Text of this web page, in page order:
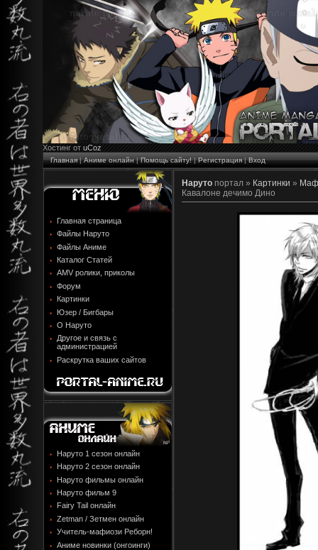
Хостинг от uCoz
Главная|Аниме онлайн|Помощь сайту!|Регистрация|Вход
Главная страница
Файлы Наруто
Файлы Аниме
Каталог Статей
AMV ролики, приколы
Форум
Картинки
Юзер / Бигбары
О Наруто
Другое и связь с
администрацией
Раскрутка ваших сайтов
Наруто 1 сезон онлайн
Наруто 2 сезон онлайн
Наруто фильмы онлайн
Наруто фильм 9
Fairy Tail онлайн
Zetman / Зетмен онлайн
Учитель-мафиози Реборн!
Аниме новинки (онгоинги)
Наруто портал » Картинки »
Кавалоне дечимо Дино